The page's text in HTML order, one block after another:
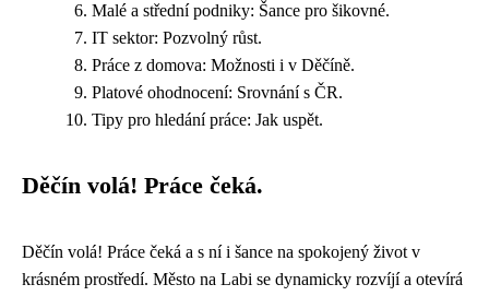
Malé a střední podniky: Šance pro šikovné.
IT sektor: Pozvolný růst.
Práce z domova: Možnosti i v Děčíně.
Platové ohodnocení: Srovnání s ČR.
Tipy pro hledání práce: Jak uspět.
Děčín volá! Práce čeká.
Děčín volá! Práce čeká a s ní i šance na spokojený život v
krásném prostředí. Město na Labi se dynamicky rozvíjí a otevírá